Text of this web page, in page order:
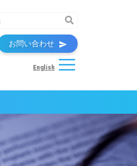
お問い合わせ
English